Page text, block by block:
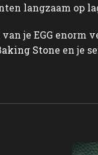
langzaam op
je EGG enorm
Stone en je